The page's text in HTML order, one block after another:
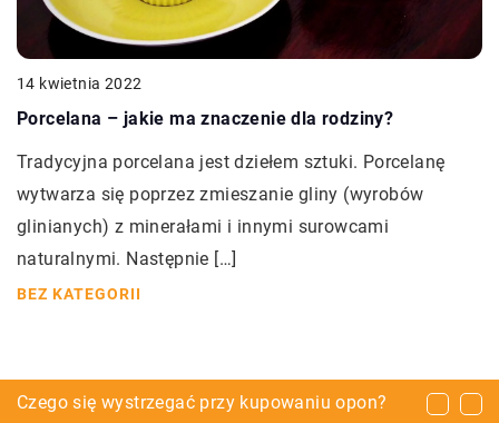
14 kwietnia 2022
Porcelana – jakie ma znaczenie dla rodziny?
Tradycyjna porcelana jest dziełem sztuki. Porcelanę
wytwarza się poprzez zmieszanie gliny (wyrobów
glinianych) z minerałami i innymi surowcami
naturalnymi. Następnie […]
BEZ KATEGORII
Co spakować na wakacje z psem?
Czego się wystrzegać przy kupowaniu opon?
Zęby – w jaki sposób o nie dbać?